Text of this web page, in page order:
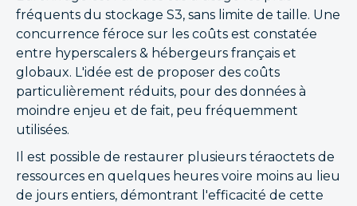
fréquents du stockage S3, sans limite de taille. Une
concurrence féroce sur les coûts est constatée
entre hyperscalers & hébergeurs français et
globaux. L'idée est de proposer des coûts
particulièrement réduits, pour des données à
moindre enjeu et de fait, peu fréquemment
utilisées.
Il est possible de restaurer plusieurs téraoctets de
ressources en quelques heures voire moins au lieu
de jours entiers, démontrant l'efficacité de cette